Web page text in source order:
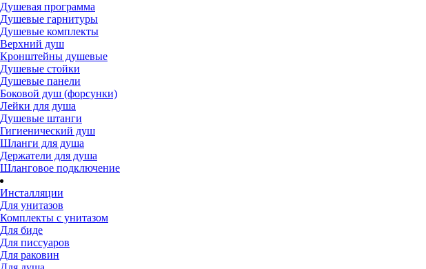
Душевая программа
Душевые гарнитуры
Душевые комплекты
Верхний душ
Кронштейны душевые
Душевые стойки
Душевые панели
Боковой душ (форсунки)
Лейки для душа
Душевые штанги
Гигиенический душ
Шланги для душа
Держатели для душа
Шланговое подключение
Инсталляции
Для унитазов
Комплекты с унитазом
Для биде
Для писсуаров
Для раковин